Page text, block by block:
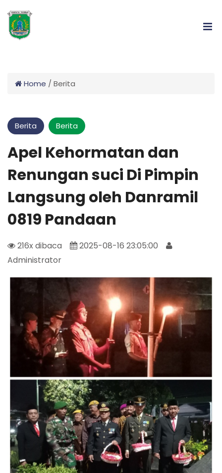
Home / Berita
Berita Berita
Apel Kehormatan dan
Renungan suci Di Pimpin
Langsung oleh Danramil
0819 Pandaan
216x dibaca
2025-08-16 23:05:00
Administrator